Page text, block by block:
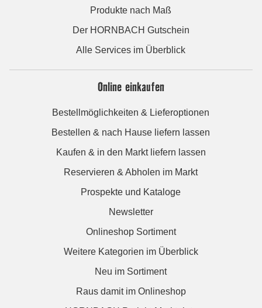
Produkte nach Maß
Der HORNBACH Gutschein
Alle Services im Überblick
Online einkaufen
Bestellmöglichkeiten & Lieferoptionen
Bestellen & nach Hause liefern lassen
Kaufen & in den Markt liefern lassen
Reservieren & Abholen im Markt
Prospekte und Kataloge
Newsletter
Onlineshop Sortiment
Weitere Kategorien im Überblick
Neu im Sortiment
Raus damit im Onlineshop